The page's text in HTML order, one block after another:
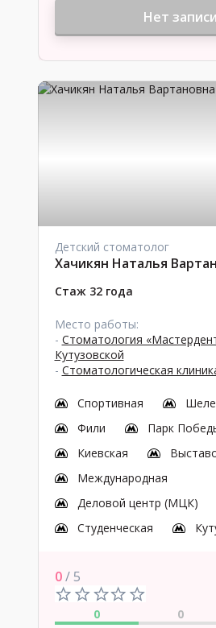
Нет записи
Детский стоматолог
Хачикян Наталья
Стаж 32 года
Место работы:
- Стоматология
Кутузовской
- Стоматологическая
Спортивная
Фили
Парк
Киевская
Международная
Деловой центр (МЦК)
Студенческая
0/ 5
0 0